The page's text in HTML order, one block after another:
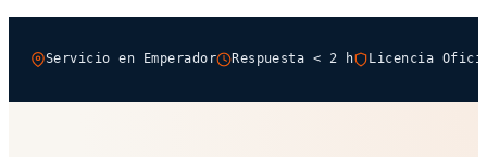
Servicio en Emperador Respuesta < 2 h Licencia